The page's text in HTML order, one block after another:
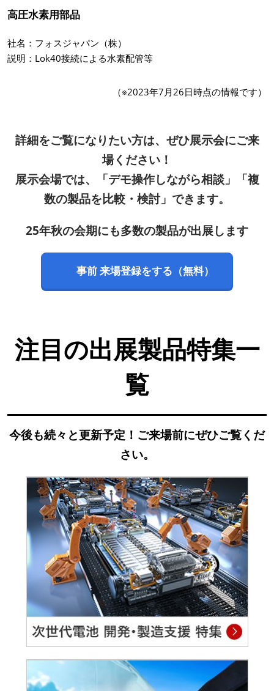
高圧水素用部品
社名：フォスジャパン（株）
説明：Lok40接続による水素配管等
（※2023年7月26日時点の情報です）
詳細をご覧になりたい方は、ぜひ展示会にご来
場ください！
展示会場では、「デモ操作しながら相談」「複
数の製品を比較・検討」できます。
25年秋の会期にも多数の製品が出展します
事前 来場登録をする（無料）
注目の出展製品特集一
覧
今後も続々と更新予定！ご来場前にぜひご覧くだ
さい。